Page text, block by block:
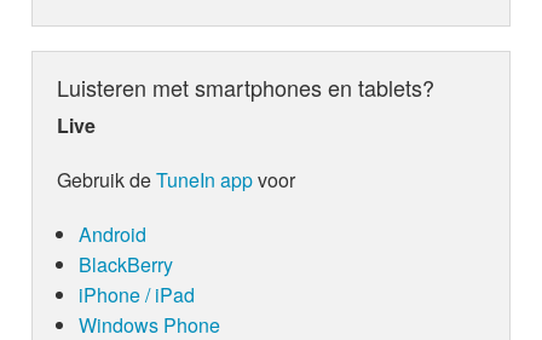
Luisteren met smartphones en tablets?
Live
Gebruik deTuneIn appvoor
Android
BlackBerry
iPhone / iPad
Windows Phone